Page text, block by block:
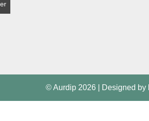
© Aurdip 2026 Designed by